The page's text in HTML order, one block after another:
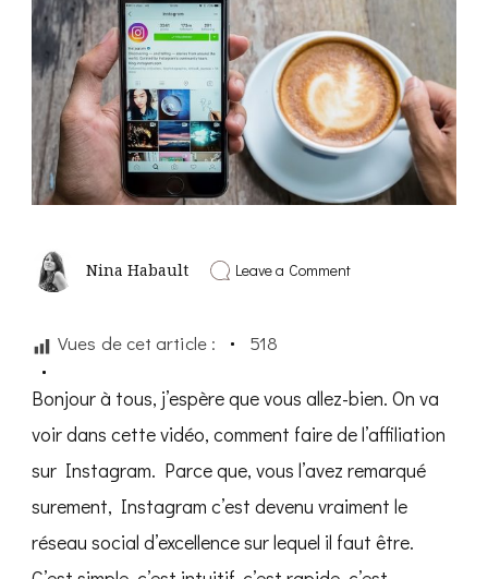
Nina Habault Leave a Commenton
INSTAGRAM
ET
AUTOMATISER
Vues de cet article : 518
Bonjour à tous, j’espère que vous allez-bien. On va
voir dans cette vidéo, comment faire de l’affiliation
sur Instagram. Parce que, vous l’avez remarqué
surement, Instagram c’est devenu vraiment le
réseau social d’excellence sur lequel il faut être.